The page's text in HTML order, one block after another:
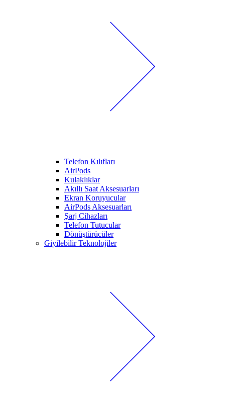
Telefon Kılıfları
AirPods
Kulaklıklar
Akıllı Saat Aksesuarları
Ekran Koruyucular
AirPods Aksesuarları
Şarj Cihazları
Telefon Tutucular
Dönüştürücüler
Giyilebilir Teknolojiler